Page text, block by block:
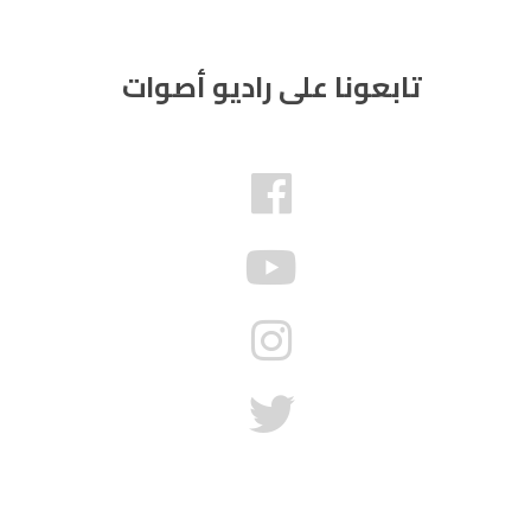
تابعونا على راديو أصوات